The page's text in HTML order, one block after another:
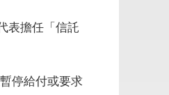
表擔任「信託
停給付或要求